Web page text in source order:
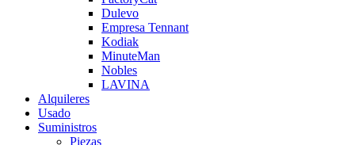
Dulevo
Empresa Tennant
Kodiak
MinuteMan
Nobles
LAVINA
Alquileres
Usado
Suministros
Piezas